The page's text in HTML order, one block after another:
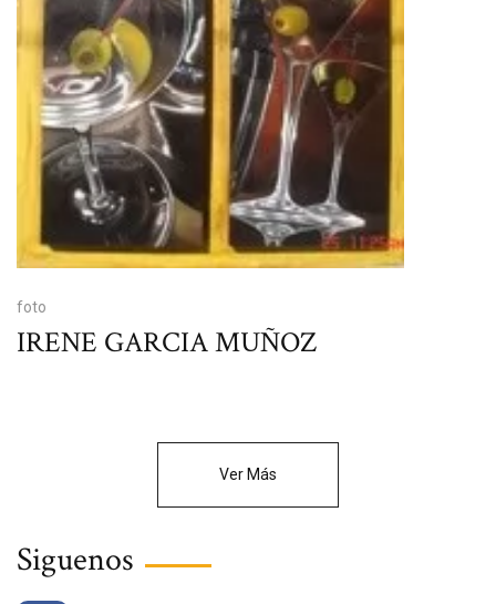
foto
IRENE GARCIA MUÑOZ
Ver Más
Siguenos